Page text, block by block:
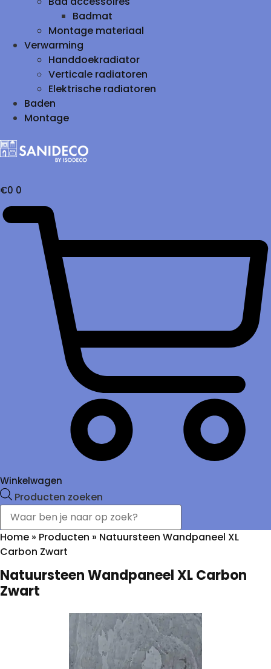
Badmat
Montage materiaal
Verwarming
Handdoekradiator
Verticale radiatoren
Elektrische radiatoren
Baden
Montage
€0 0
Winkelwagen
Producten zoeken
Home » Producten » Natuursteen Wandpaneel XL
Carbon Zwart
Natuursteen Wandpaneel XL Carbon
Zwart